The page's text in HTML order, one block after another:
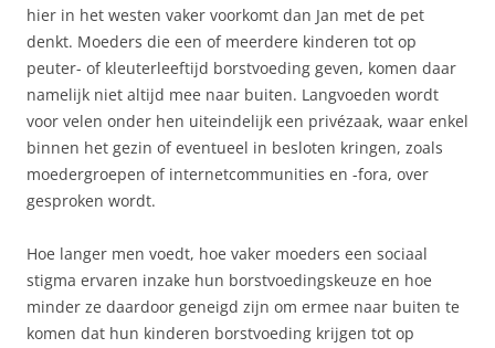
hier in het westen vaker voorkomt dan Jan met de pet
denkt. Moeders die een of meerdere kinderen tot op
peuter- of kleuterleeftijd borstvoeding geven, komen daar
namelijk niet altijd mee naar buiten. Langvoeden wordt
voor velen onder hen uiteindelijk een privézaak, waar enkel
binnen het gezin of eventueel in besloten kringen, zoals
moedergroepen of internetcommunities en -fora, over
gesproken wordt.
Hoe langer men voedt, hoe vaker moeders een sociaal
stigma ervaren inzake hun borstvoedingskeuze en hoe
minder ze daardoor geneigd zijn om ermee naar buiten te
komen dat hun kinderen borstvoeding krijgen tot op